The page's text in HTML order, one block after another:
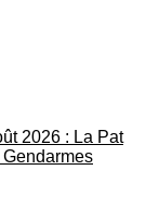
2026 : La Pat